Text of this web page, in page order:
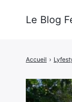
Accueil ›
Le Blog